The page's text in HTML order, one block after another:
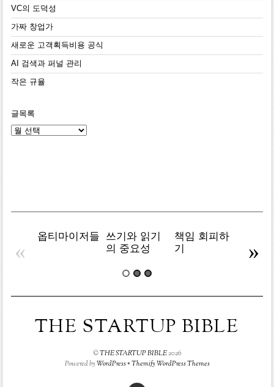
VC의 도덕성
가짜 창업가
새로운 고객획득비용 공식
AI 검색과 퍼널 관리
작은 규율
글목록
글
옵티마이저들
쓰기와 읽기
의 중요성
책임 회피하
기
« »
THE STARTUP BIBLE
©THE STARTUP BIBLE2026
Powered byWordPress•Themify WordPress Themes